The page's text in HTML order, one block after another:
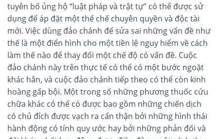
tuyên bố ủng hộ “luật pháp và trật tự” có thể được sử
dụng để áp đặt một thể chế chuyên quyền và độc tài
mới. Việc dùng đảo chánh để sửa sai những vấn đề như
thế là một điển hình cho một tiền lệ nguy hiểm về cách
làm thế nào để thay đổi một chế độ có vấn đề. Cuộc
đảo chánh này trên thực tế có thể có một bước ngoặt
khác hẳn, và cuộc đảo chánh tiếp theo có thể còn kinh
hoàng gấp bội. Một trong số những phương thuốc cứu
chữa khác có thể có được bao gồm những chiến dịch
có chủ đích được vạch ra cẩn thận bởi những hình thái
hành động có tính quy ước hay bởi những phản đối và